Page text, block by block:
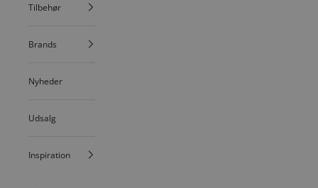
Tilbehør
Brands
Nyheder
Udsalg
Inspiration